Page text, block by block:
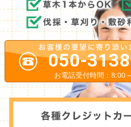
050-
お電話受付時間：8:00